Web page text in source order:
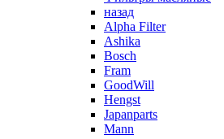
назад
Alpha Filter
Ashika
Bosch
Fram
GoodWill
Hengst
Japanparts
Mann